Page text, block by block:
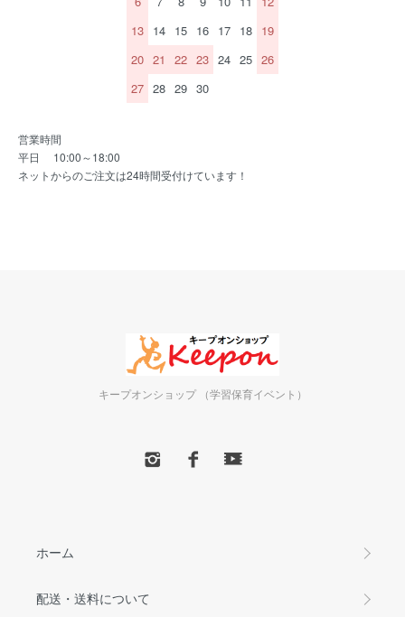
13 14 15 16 17 18 19
20 21 22 23 24 25 26
27 28 29 30
営業時間
平日 10:00～18:00
ネットからのご注文は24時間受付けています！
キープオンショップ （学習保育イベント）
ホーム
配送・送料について